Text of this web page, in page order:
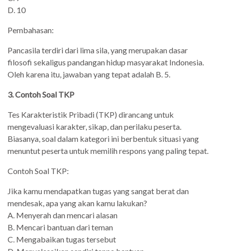
D. 10
Pembahasan:
Pancasila terdiri dari lima sila, yang merupakan dasar
filosofi sekaligus pandangan hidup masyarakat Indonesia.
Oleh karena itu, jawaban yang tepat adalah B. 5.
3. Contoh Soal TKP
Tes Karakteristik Pribadi (TKP) dirancang untuk
mengevaluasi karakter, sikap, dan perilaku peserta.
Biasanya, soal dalam kategori ini berbentuk situasi yang
menuntut peserta untuk memilih respons yang paling tepat.
Contoh Soal TKP:
Jika kamu mendapatkan tugas yang sangat berat dan
mendesak, apa yang akan kamu lakukan?
A. Menyerah dan mencari alasan
B. Mencari bantuan dari teman
C. Mengabaikan tugas tersebut